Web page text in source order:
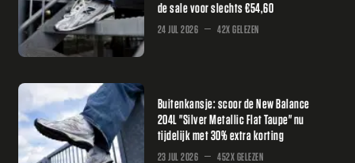
de sale voor slechts €54,60
24 JUL 2026 42X GELEZEN
Buitenkansje: scoor de New Balance
204L "Silver Metallic Flat Taupe" nu
tijdelijk met 30% extra korting
23 JUL 2026 452X GELEZEN